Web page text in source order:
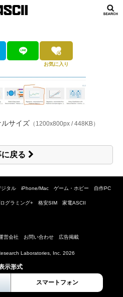
お気に入り
サイズ （1200x800px / 448KB）
戻る
ジタル iPhone/Mac ゲーム・ホビー 自作PC
グラミング+ 格安SIM 家電ASCII
営会社 お問い合わせ 広告掲載
Laboratories, Inc. 2026
示形式
スマートフォン